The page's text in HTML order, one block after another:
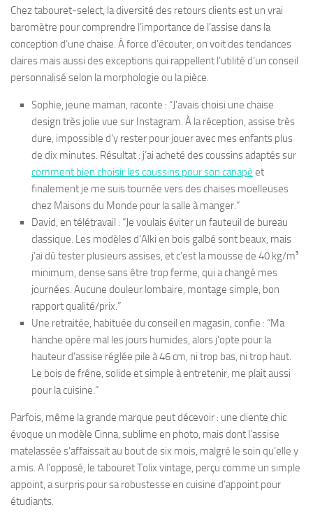
Chez tabouret-select, la diversité des retours clients est un vrai
baromètre pour comprendre l’importance de l’assise dans la
conception d’une chaise. À force d’écouter, on voit des tendances
claires mais aussi des exceptions qui rappellent l’utilité d’un conseil
personnalisé selon la morphologie ou la pièce.
Sophie, jeune maman, raconte : “J’avais choisi une chaise
design très jolie vue sur Instagram. À la réception, assise très
dure, impossible d’y rester pour jouer avec mes enfants plus
de dix minutes. Résultat : j’ai acheté des coussins adaptés sur
comment bien choisir les coussins pour son canapé et
finalement je me suis tournée vers des chaises moelleuses
chez Maisons du Monde pour la salle à manger.”
David, en télétravail : “Je voulais éviter un fauteuil de bureau
classique. Les modèles d’Alki en bois galbé sont beaux, mais
j’ai dû tester plusieurs assises, et c’est la mousse de 40 kg/m³
minimum, dense sans être trop ferme, qui a changé mes
journées. Aucune douleur lombaire, montage simple, bon
rapport qualité/prix.”
Une retraitée, habituée du conseil en magasin, confie : “Ma
hanche opère mal les jours humides, alors j’opte pour la
hauteur d’assise réglée pile à 46 cm, ni trop bas, ni trop haut.
Le bois de frêne, solide et simple à entretenir, me plait aussi
pour la cuisine.”
Parfois, même la grande marque peut décevoir : une cliente chic
évoque un modèle Cinna, sublime en photo, mais dont l’assise
matelassée s’affaissait au bout de six mois, malgré le soin qu’elle y
a mis. A l’opposé, le tabouret Tolix vintage, perçu comme un simple
appoint, a surpris pour sa robustesse en cuisine d’appoint pour
étudiants.